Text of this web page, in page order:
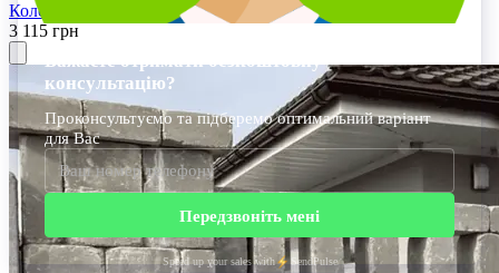
Колекція «Стара Європа»
3 115 грн